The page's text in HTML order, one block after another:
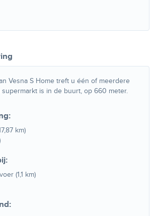
Vesna S Home treft u één of meerdere
supermarkt is in de buurt, op 660 meter.
km)
(1,1 km)